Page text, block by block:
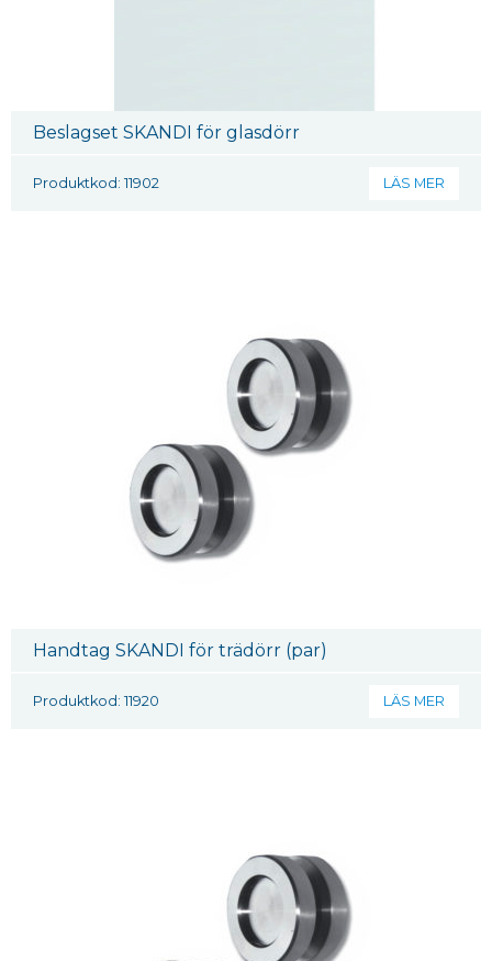
Beslagset SKANDI för glasdörr
Produktkod: 11902 LÄS MER
Handtag SKANDI för trädörr (par)
Produktkod: 11920 LÄS MER